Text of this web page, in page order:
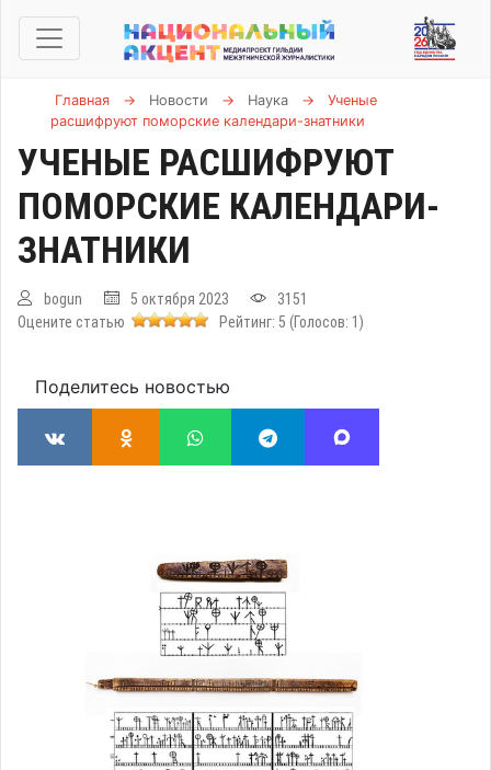
Главная → Новости → Наука →
Ученые
расшифруют поморские календари-знатники
УЧЕНЫЕ РАСШИФРУЮТ
ПОМОРСКИЕ КАЛЕНДАРИ-
ЗНАТНИКИ
bogun 5 октября 2023
3151
Оцените статью
Рейтинг: 5 (Голосов: 1 )
Поделитесь новостью